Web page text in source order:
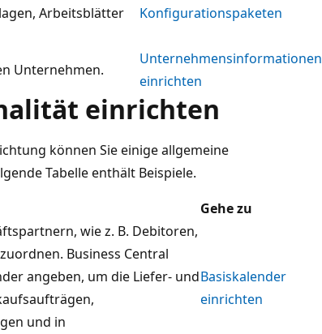
Arbeitsblätter
Konfigurationspaketen
Unternehmen.
Unternehmensinformationen
einrichten
einrichten
können Sie einige allgemeine
Tabelle enthält Beispiele.
Gehe zu
wie z. B. Debitoren,
Business Central
angeben, um die Liefer- und
und in
Basiskalender
einrichten